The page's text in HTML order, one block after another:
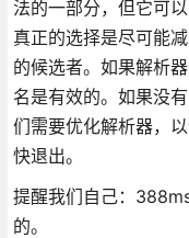
法的一部分，但它可
真正的选择是尽可能
的候选者。如果解析
名是有效的。如果没
们需要优化解析器，
快退出。
提醒我们自己：
的。